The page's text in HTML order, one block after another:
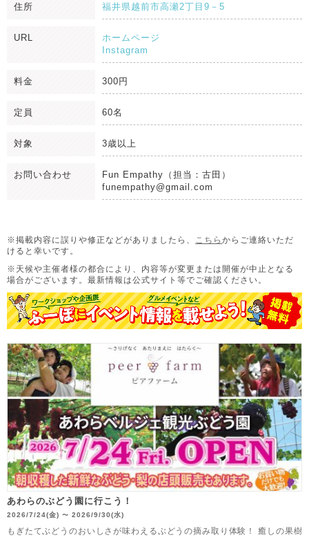
住所 福井県越前市高瀬2丁目9－5
URL
ホームページ
Instagram
料金 300円
定員 60名
対象 3歳以上
お問い合わせ
Fun Empathy（担当：古田）
funempathy@gmail.com
※掲載内容に誤りや修正などがありましたら、 こちら からご連絡いただ
けると幸いです。
※天候や主催者様の都合により、内容等が変更または開催が中止となる
場合がございます。 最新情報は公式サイト等でご確認ください。
あわらのぶどう園に行こう！
2026/7/24(金) 〜 2026/9/30(水)
もぎたてぶどうのおいしさが味わえるぶどうの摘み取り体験！ 癒しの果樹